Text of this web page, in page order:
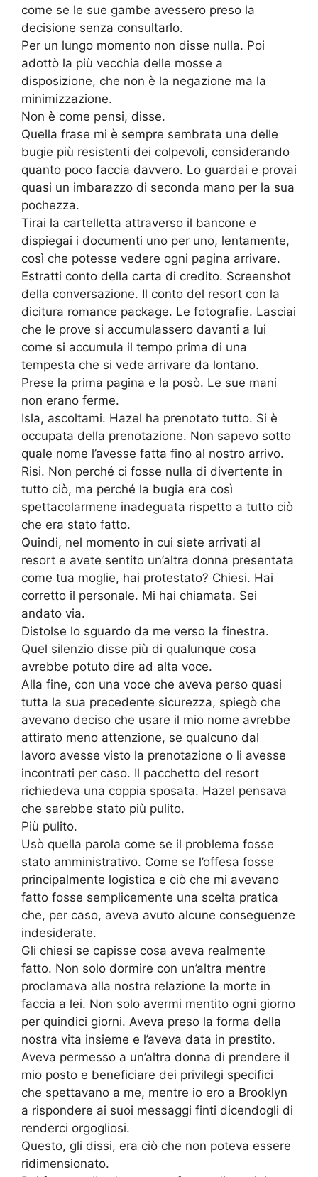
come se le sue gambe avessero preso la
decisione senza consultarlo.
Per un lungo momento non disse nulla. Poi
adottò la più vecchia delle mosse a
disposizione, che non è la negazione ma la
minimizzazione.
Non è come pensi, disse.
Quella frase mi è sempre sembrata una delle
bugie più resistenti dei colpevoli, considerando
quanto poco faccia davvero. Lo guardai e provai
quasi un imbarazzo di seconda mano per la sua
pochezza.
Tirai la cartelletta attraverso il bancone e
dispiegai i documenti uno per uno, lentamente,
così che potesse vedere ogni pagina arrivare.
Estratti conto della carta di credito. Screenshot
della conversazione. Il conto del resort con la
dicitura romance package. Le fotografie. Lasciai
che le prove si accumulassero davanti a lui
come si accumula il tempo prima di una
tempesta che si vede arrivare da lontano.
Prese la prima pagina e la posò. Le sue mani
non erano ferme.
Isla, ascoltami. Hazel ha prenotato tutto. Si è
occupata della prenotazione. Non sapevo sotto
quale nome l’avesse fatta fino al nostro arrivo.
Risi. Non perché ci fosse nulla di divertente in
tutto ciò, ma perché la bugia era così
spettacolarmene inadeguata rispetto a tutto ciò
che era stato fatto.
Quindi, nel momento in cui siete arrivati al
resort e avete sentito un’altra donna presentata
come tua moglie, hai protestato? Chiesi. Hai
corretto il personale. Mi hai chiamata. Sei
andato via.
Distolse lo sguardo da me verso la finestra.
Quel silenzio disse più di qualunque cosa
avrebbe potuto dire ad alta voce.
Alla fine, con una voce che aveva perso quasi
tutta la sua precedente sicurezza, spiegò che
avevano deciso che usare il mio nome avrebbe
attirato meno attenzione, se qualcuno dal
lavoro avesse visto la prenotazione o li avesse
incontrati per caso. Il pacchetto del resort
richiedeva una coppia sposata. Hazel pensava
che sarebbe stato più pulito.
Più pulito.
Usò quella parola come se il problema fosse
stato amministrativo. Come se l’offesa fosse
principalmente logistica e ciò che mi avevano
fatto fosse semplicemente una scelta pratica
che, per caso, aveva avuto alcune conseguenze
indesiderate.
Gli chiesi se capisse cosa aveva realmente
fatto. Non solo dormire con un’altra mentre
proclamava alla nostra relazione la morte in
faccia a lei. Non solo avermi mentito ogni giorno
per quindici giorni. Aveva preso la forma della
nostra vita insieme e l’aveva data in prestito.
Aveva permesso a un’altra donna di prendere il
mio posto e beneficiare dei privilegi specifici
che spettavano a me, mentre io ero a Brooklyn
a rispondere ai suoi messaggi finti dicendogli di
renderci orgogliosi.
Questo, gli dissi, era ciò che non poteva essere
ridimensionato.